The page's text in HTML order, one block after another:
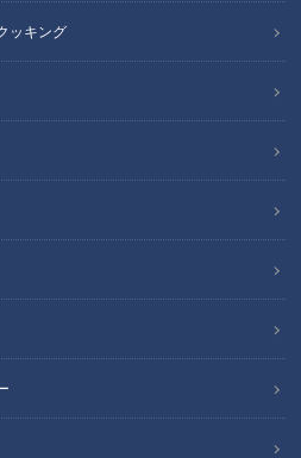
ッキング
コード引っ張ったら出てくる“黄色のテ
ゃない